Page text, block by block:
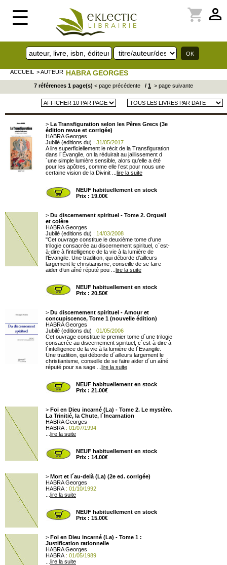
☰ perm_identity
shopping_cart
ACCUEIL > AUTEUR HABRA GEORGES
7 références 1 page(s) < page précédente / 1 > page suivante
> La Transfiguration selon les Pères Grecs (3e
édition revue et corrigée)
HABRA Georges
Jubilé (editions du) : 31/05/2017
A lire superficiellement le récit de la Transfiguration
dans l´Évangile, on la réduirait au jaillissement d
´une simple lumière sensible, alors qu’elle a été
pour les apôtres, comme elle l’est pour nous une
certaine vision de la Divinit ... lire la suite
NEUF habituellement en stock
Prix : 19.00€
> Du discernement spirituel - Tome 2. Orgueil
et colère
HABRA Georges
Jubilé (editions du) : 14/03/2008
"Cet ouvrage constitue le deuxième tome d’une
trilogie consacrée au discernement spirituel, c´est-
à-dire à l’intelligence de la vie à la lumière de
l’Évangile. Une tradition, qui déborde d’ailleurs
largement le christianisme, conseille de se faire
aider d’un aîné réputé pou ... lire la suite
NEUF habituellement en stock
Prix : 20.50€
> Du discernement spirituel - Amour et
concupiscence, Tome 1 (nouvelle édition)
HABRA Georges
Jubilé (editions du) : 01/05/2006
Cet ouvrage constitue le premier tome d´une trilogie
consacrée au discernement spirituel, c´est-à-dire à
l´intelligence de la vie à la lumière de l´Evangile.
Une tradition, qui déborde d´ailleurs largement le
christianisme, conseille de se faire aider d´un aîné
réputé pour sa sage ... lire la suite
NEUF habituellement en stock
Prix : 21.00€
> Foi en Dieu incarné (La) - Tome 2. Le mystère.
La Trinitié, la Chute, l´Incarnation
HABRA Georges
HABRA : 01/07/1994
lire la suite
NEUF habituellement en stock
Prix : 14.00€
> Mort et l´au-delà (La) (2e ed. corrigée)
HABRA Georges
HABRA : 01/10/1992
lire la suite
NEUF habituellement en stock
Prix : 15.00€
> Foi en Dieu incarné (La) - Tome 1 :
Justification rationnelle
HABRA Georges
HABRA : 01/05/1989
lire la suite